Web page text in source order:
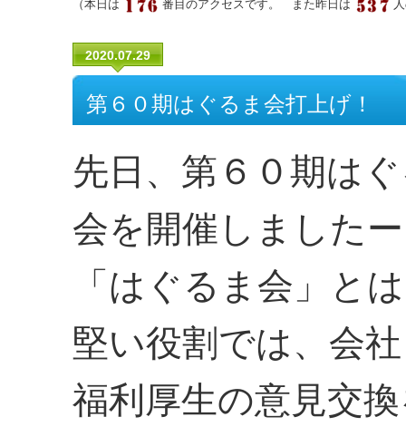
（本日は 番目のアクセスです。 また昨日は
2020.07.29
第６０期はぐるま会打上げ！
先日、第６０期は
会を開催しました
「はぐるま会」と
堅い役割では、会
福利厚生の意見交